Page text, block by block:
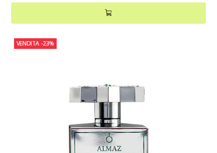
VENDITA -23%